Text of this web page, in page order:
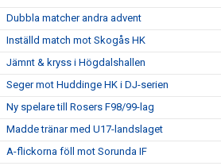
Dubbla matcher andra advent
Inställd match mot Skogås HK
Jämnt & kryss i Högdalshallen
Seger mot Huddinge HK i DJ-serien
Ny spelare till Rosers F98/99-lag
Madde tränar med U17-landslaget
A-flickorna föll mot Sorunda IF